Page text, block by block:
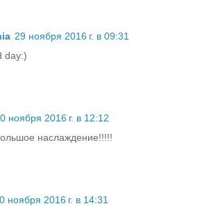
29 ноября 2016 г. в 09:31
day:)
ноября 2016 г. в 12:12
наслаждение!!!!!
ноября 2016 г. в 14:31